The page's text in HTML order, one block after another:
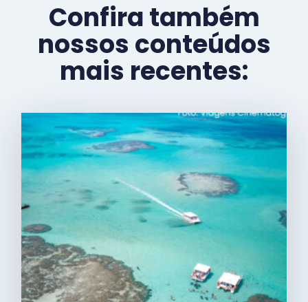
Confira também
nossos conteúdos
mais recentes: